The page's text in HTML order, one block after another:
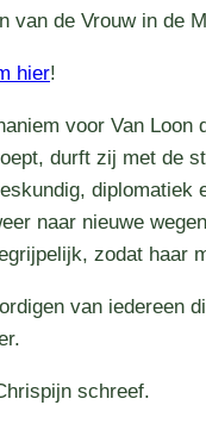
van de Vrouw in de
hier!
voor Van
durft zij met de
diplomatiek
naar nieuwe
zodat haar
van iedereen
schreef.